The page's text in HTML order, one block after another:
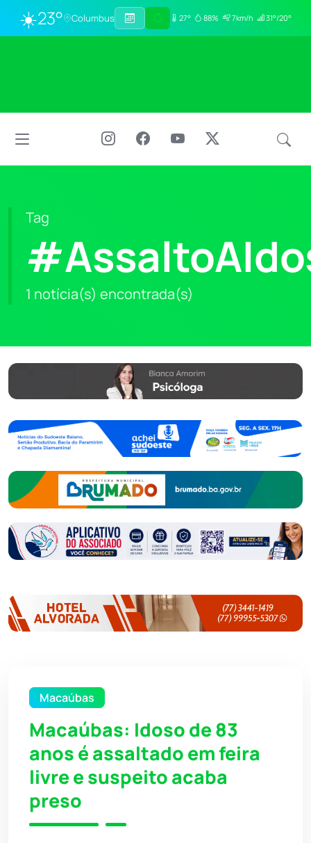
☀️23° Columbus 27° 88% 7km/h 31°/20°
Tag
1 notícia(s) encontrada(s)
Macaúbas
Macaúbas: Idoso de 83
anos é assaltado em feira
livre e suspeito acaba
preso